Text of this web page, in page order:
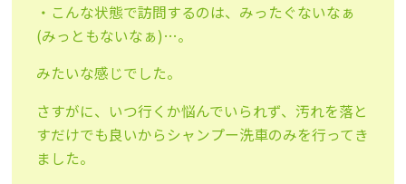
・こんな状態で訪問するのは、みったぐないなぁ
(みっともないなぁ)…。
みたいな感じでした。
さすがに、いつ行くか悩んでいられず、汚れを落と
すだけでも良いからシャンプー洗車のみを行ってき
ました。